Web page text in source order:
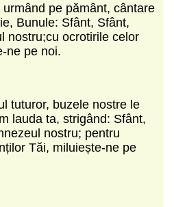
pe pământ, cântare
Bunule: Sfânt, Sfânt,
nostru;cu ocrotirile celor
ne pe noi.
tuturor, buzele nostre le
lauda ta, strigând: Sfânt,
nostru; pentru
Tăi, miluiește-ne pe